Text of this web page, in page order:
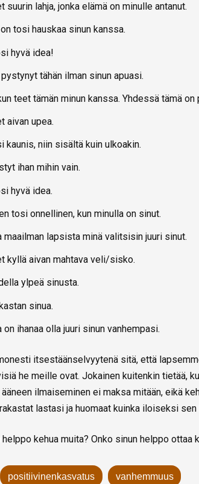
suurin lahja, jonka elämä on minulle antanut.
tosi hauskaa sinun kanssa.
hyvä idea!
tähän ilman sinun apuasi.
teet tämän minun kanssa. Yhdessä tämä on
aivan upea.
kaunis, niin sisältä kuin ulkoakin.
ihan mihin vain.
hyvä idea.
tosi onnellinen, kun minulla on sinut.
maailman lapsista minä valitsisin juuri sinut.
kyllä aivan mahtava veli/sisko.
ylpeä sinusta.
sinua.
on ihanaa olla juuri sinun vanhempasi.
itsestäänselvyytenä sitä, että
he meille ovat. Jokainen kuitenkin tietää,
ääneen ilmaiseminen ei maksa mitään, eikä
lastasi ja huomaat kuinka iloiseksi sen
kehua muita? Onko sinun helppo ottaa
positiivinenkasvatus vanhemmuus